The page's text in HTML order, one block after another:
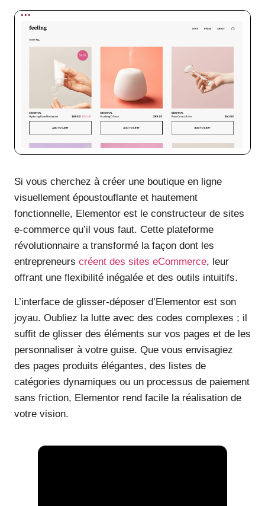
Si vous cherchez à créer une boutique en ligne
visuellement époustouflante et hautement
fonctionnelle, Elementor est le constructeur de sites
e-commerce qu’il vous faut. Cette plateforme
révolutionnaire a transformé la façon dont les
entrepreneurs créent des sites eCommerce, leur
offrant une flexibilité inégalée et des outils intuitifs.
L’interface de glisser-déposer d’Elementor est son
joyau. Oubliez la lutte avec des codes complexes ; il
suffit de glisser des éléments sur vos pages et de les
personnaliser à votre guise. Que vous envisagiez
des pages produits élégantes, des listes de
catégories dynamiques ou un processus de paiement
sans friction, Elementor rend facile la réalisation de
votre vision.